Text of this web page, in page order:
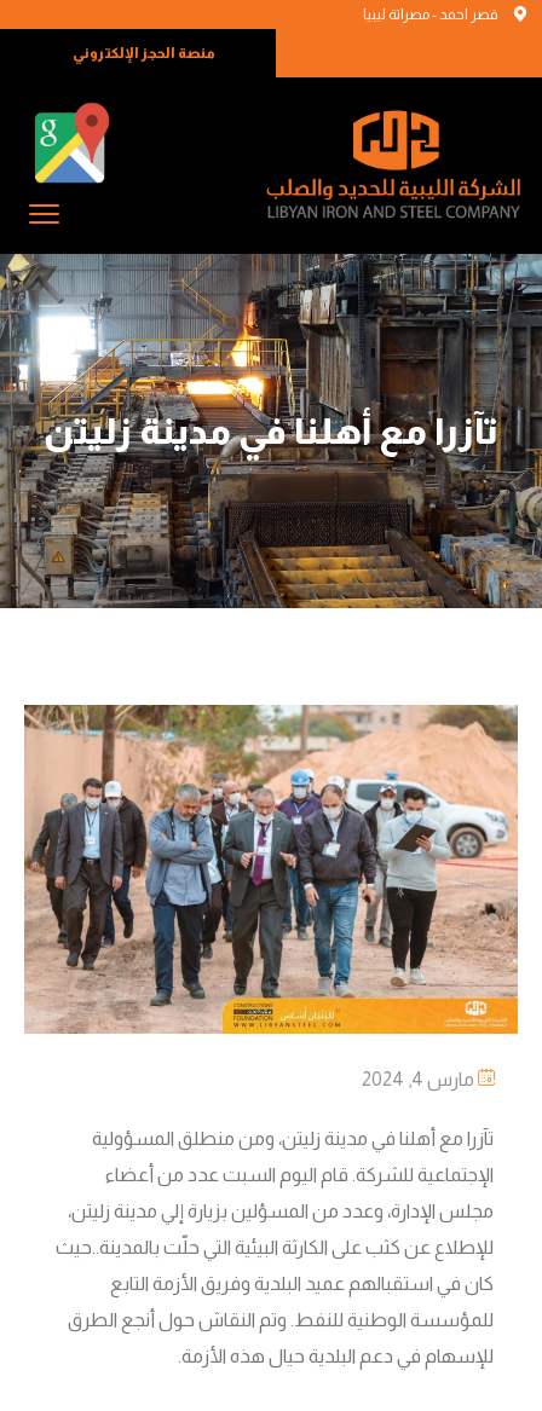
قصر احمد - مصراتة ليبيا
منصة الحجز الإلكتروني
تآزرا مع أهلنا في مدينة زليتن
مارس 4, 2024
تآزرا مع أهلنا في مدينة زليتن، ومن منطلق المسؤولية
الإجتماعية للشركة. قام اليوم السبت عدد من أعضاء
مجلس الإدارة، وعدد من المسؤلين بزيارة إلي مدينة زليتن،
للإطلاع عن كثب على الكارثة البيئية التي حلّت بالمدينة..حيث
كان في استقبالهم عميد البلدية وفريق الأزمة التابع
للمؤسسة الوطنية للنفط. وتم النقاش حول أنجع الطرق
للإسهام في دعم البلدية حيال هذه الأزمة.